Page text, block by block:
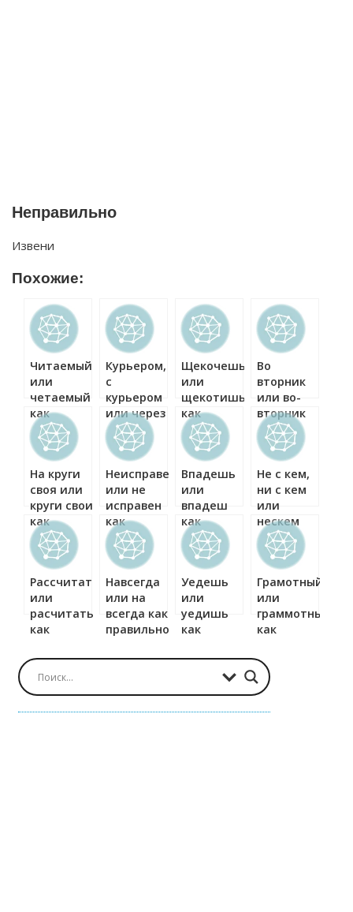
Неправильно
Извени
Похожие:
Читаемый
или
четаемый
как
правильно?
Курьером,
с
курьером
или через
курьера
как
правильно?
Щекочешь
или
щекотишь
как
правильно?
Во
вторник
или во-
вторник
как
правильно?
На круги
своя или
круги свои
как
правильно?
Неисправен
или не
исправен
как
правильно?
Впадешь
или
впадеш
как
правильно?
Не с кем,
ни с кем
или
нескем
как
правильно?
Рассчитать
или
расчитать
как
Навсегда
или на
всегда как
правильно?
Уедешь
или
уедишь
как
Грамотный
или
граммотный
как